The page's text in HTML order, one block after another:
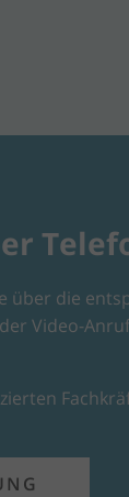
über die
Video-